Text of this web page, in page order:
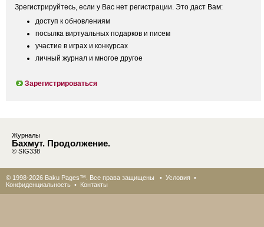
Зрегистрируйтесь, если у Вас нет регистрации. Это даст Вам:
доступ к обновлениям
посылка виртуальных подарков и писем
участие в играх и конкурсах
личный журнал и многое другое
Зарегистрироваться
Журналы
Бахмут. Продолжение.
© SIG338
© 1998-2026 Baku Pages™. Все права защищены • Условия •
Конфиденциальность • Контакты